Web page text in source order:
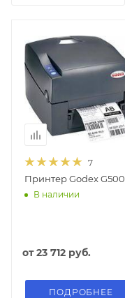
7
Принтер Godex G500
В наличии
от23 712 руб.
ПОДРОБНЕЕ